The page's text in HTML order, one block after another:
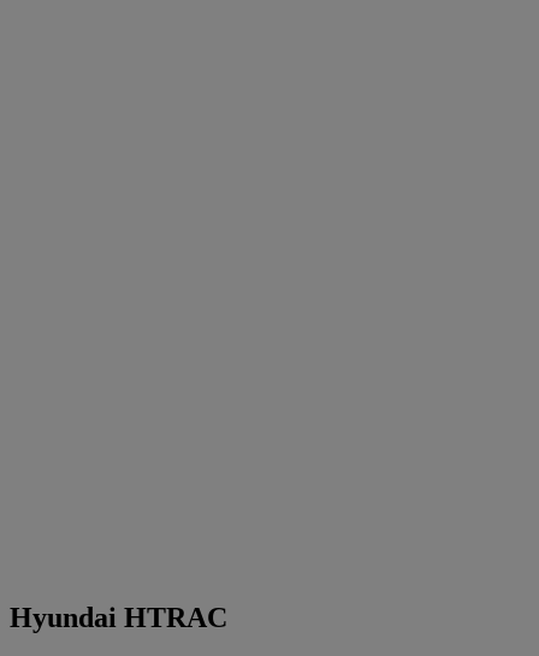
Hyundai HTRAC